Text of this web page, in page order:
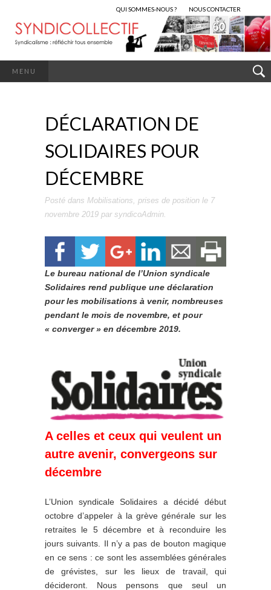
QUI SOMMES-NOUS ? NOUS CONTACTER
MENU
DÉCLARATION DE
SOLIDAIRES POUR
DÉCEMBRE
Posté dans Mobilisations, prises de position le 7
novembre 2019 par syndicoAdmin.
Le bureau national de l’Union syndicale
Solidaires rend publique une déclaration
pour les mobilisations à venir, nombreuses
pendant le mois de novembre, et pour
« converger » en décembre 2019.
A celles et ceux qui veulent un
autre avenir, convergeons sur
décembre
L’Union syndicale Solidaires a décidé début
octobre d’appeler à la grève générale sur les
retraites le 5 décembre et à reconduire les
jours suivants. Il n’y a pas de bouton magique
en ce sens : ce sont les assemblées générales
de grévistes, sur les lieux de travail, qui
décideront. Nous pensons que seul un